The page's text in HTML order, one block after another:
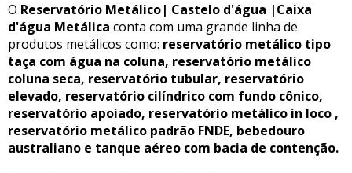
O Reservatório Metálico| Castelo d'água |Caixa
d'água Metálica conta com uma grande linha de
produtos metálicos como: reservatório metálico tipo
taça com água na coluna, reservatório metálico
coluna seca, reservatório tubular, reservatório
elevado, reservatório cilíndrico com fundo cônico,
reservatório apoiado, reservatório metálico in loco ,
reservatório metálico padrão FNDE, bebedouro
australiano e tanque aéreo com bacia de contenção.